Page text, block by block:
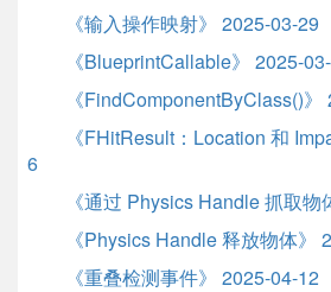
《输入操作映射》 2025-03-29
《BlueprintCallable》 2025-
《FindComponentByClass()
《FHitResult：Location 和
6
《通过 Physics Handle 抓取
《Physics Handle 释放物体》
《重叠检测事件》 2025-04-12